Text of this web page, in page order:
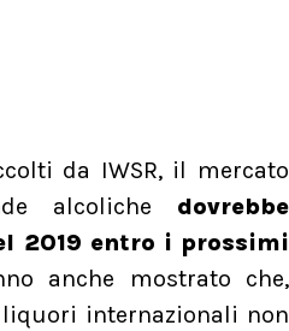
da IWSR, il mercato
alcoliche dovrebbe
2019 entro i prossimi
anche mostrato che,
internazionali non